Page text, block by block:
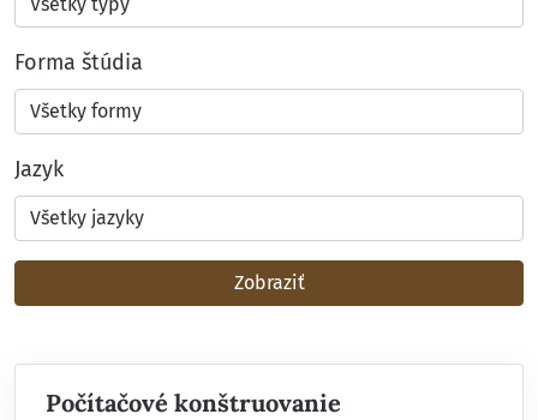
Forma štúdia
Jazyk
Zobraziť
Počítačové konštruovanie